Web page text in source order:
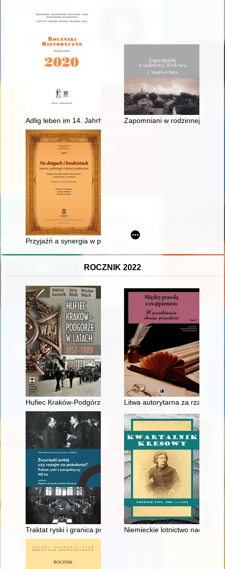
Adlig leben im 14. Jahrhundert - recenzja]Zapomniani w rodzinnej
Przyjaźń a synergia w pracy historyka : miejsce Marcelego
ROCZNIK 2022
Hufiec Kraków-Podgórze w latach 1957-1989Litwa autorytarna za rządów
Traktat ryski i granica polsko-sowiecka z perspektywy
Niemieckie lotnictwo nad